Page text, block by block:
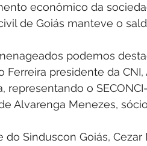
econômico da
de Goiás manteve o
podemos
Ferreira presidente da
representando o
Alvarenga Menezes,
do Sinduscon Goiás,